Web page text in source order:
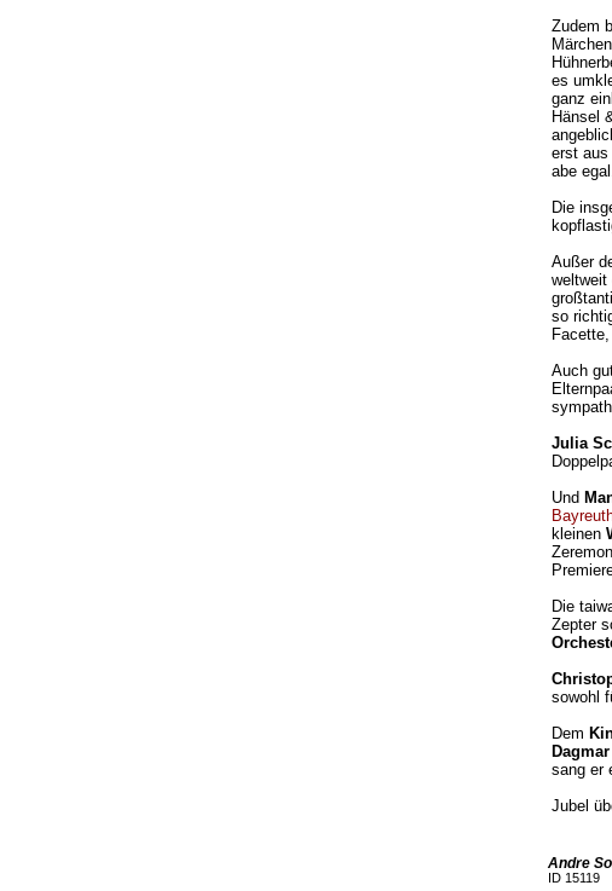
Zudem
es
ganz
Hänsel
erst aus
abe
Die
Außer
weltweit
so
Auch
Julia
Und
kleinen
Die
Zepter
sowohl
Dem
sang er
Jubel
Andre
ID 15119